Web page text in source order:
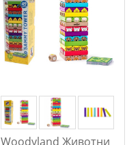
Woodyland Животни